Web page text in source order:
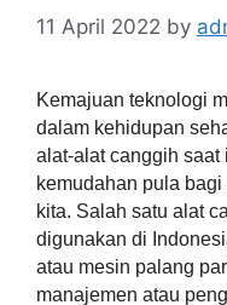
11 April 2022 by
Kemajuan teknologi
dalam kehidupan
alat-alat canggih saat
kemudahan pula
kita. Salah satu alat
digunakan di
atau mesin palang
manajemen atau